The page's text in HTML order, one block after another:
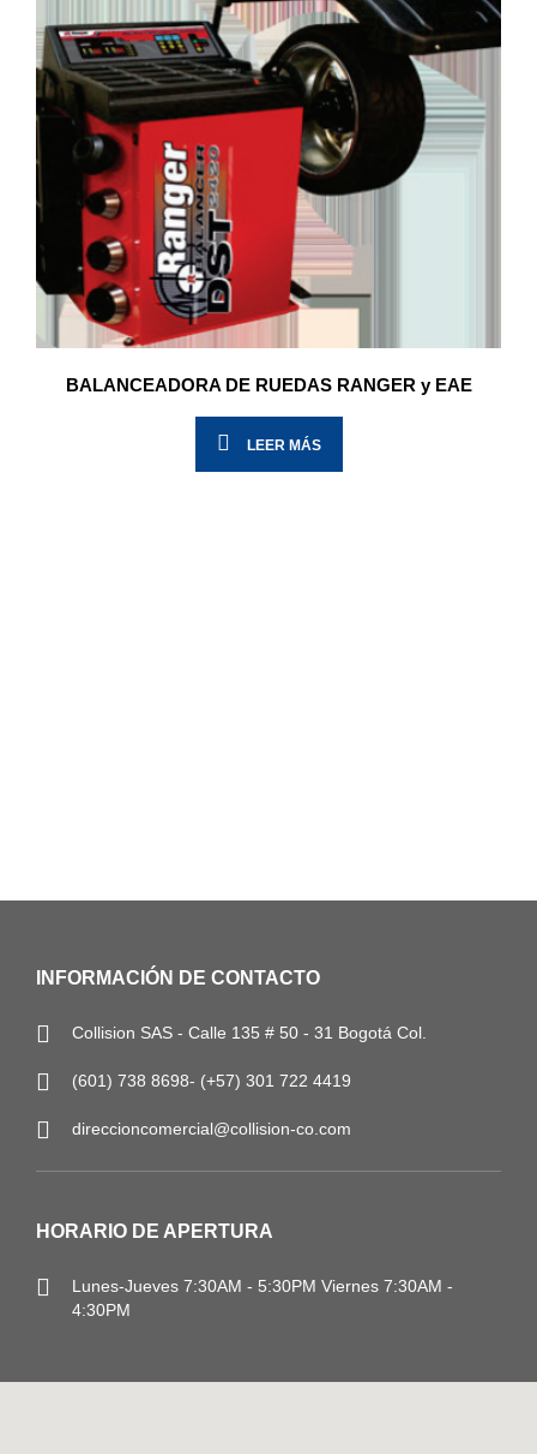
BALANCEADORA DE RUEDAS RANGER y EAE
LEER MÁS
INFORMACIÓN DE CONTACTO
Collision SAS - Calle 135 # 50 - 31 Bogotá Col.
(601) 738 8698- (+57) 301 722 4419
direccioncomercial@collision-co.com
HORARIO DE APERTURA
Lunes-Jueves 7:30AM - 5:30PM Viernes 7:30AM -
4:30PM